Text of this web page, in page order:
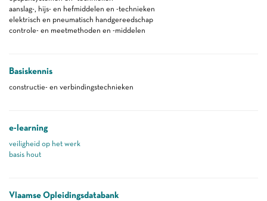
aanslag-, hijs- en hefmiddelen en -technieken
elektrisch en pneumatisch handgereedschap
controle- en meetmethoden en -middelen
Basiskennis
constructie- en verbindingstechnieken
e-learning
veiligheid op het werk
basis hout
Vlaamse Opleidingsdatabank